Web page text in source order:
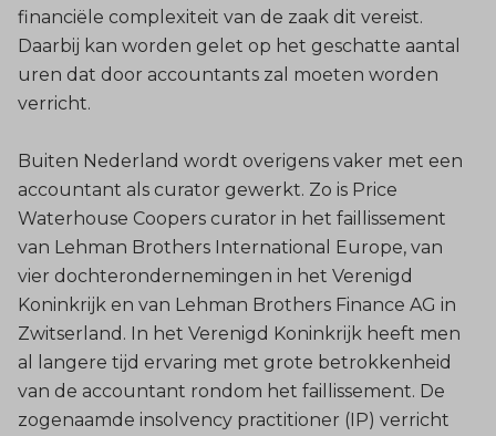
financiële complexiteit van de zaak dit vereist.
Daarbij kan worden gelet op het geschatte aantal
uren dat door accountants zal moeten worden
verricht.
Buiten Nederland wordt overigens vaker met een
accountant als curator gewerkt. Zo is Price
Waterhouse Coopers curator in het faillissement
van Lehman Brothers International Europe, van
vier dochterondernemingen in het Verenigd
Koninkrijk en van Lehman Brothers Finance AG in
Zwitserland. In het Verenigd Koninkrijk heeft men
al langere tijd ervaring met grote betrokkenheid
van de accountant rondom het faillissement. De
zogenaamde insolvency practitioner (IP) verricht